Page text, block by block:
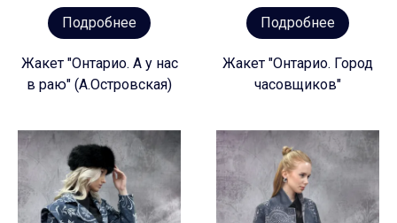
Подробнее
Жакет "Онтарио. А у нас
в раю" (А.Островская)
Подробнее
Жакет "Онтарио. Город
часовщиков"